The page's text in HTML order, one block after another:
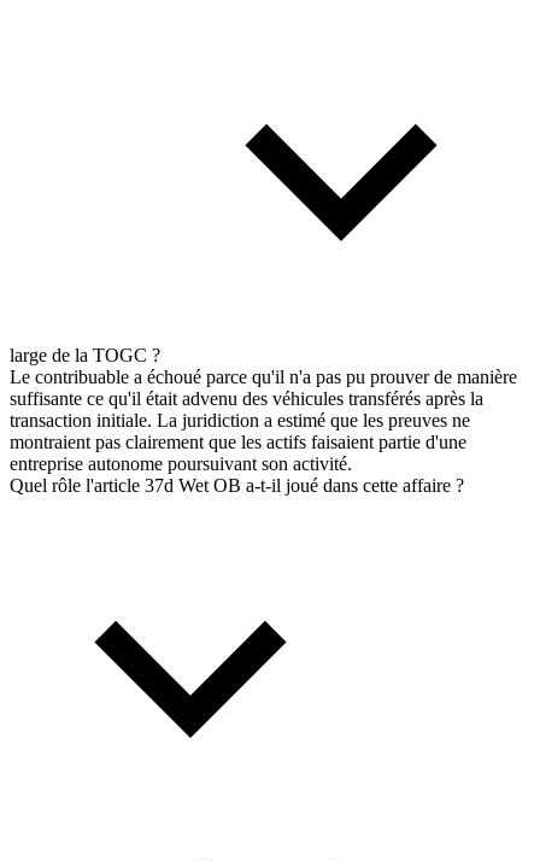
large de la TOGC ?
Le contribuable a échoué parce qu'il n'a pas pu prouver de manière
suffisante ce qu'il était advenu des véhicules transférés après la
transaction initiale. La juridiction a estimé que les preuves ne
montraient pas clairement que les actifs faisaient partie d'une
entreprise autonome poursuivant son activité.
Quel rôle l'article 37d Wet OB a-t-il joué dans cette affaire ?